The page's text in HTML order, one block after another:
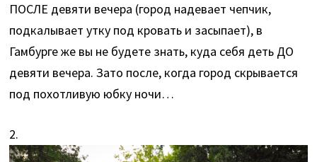
ПОСЛЕ девяти вечера (город надевает чепчик,
подкалывает утку под кровать и засыпает), в
Гамбурге же вы не будете знать, куда себя деть ДО
девяти вечера. Зато после, когда город скрывается
под похотливую юбку ночи…
2.